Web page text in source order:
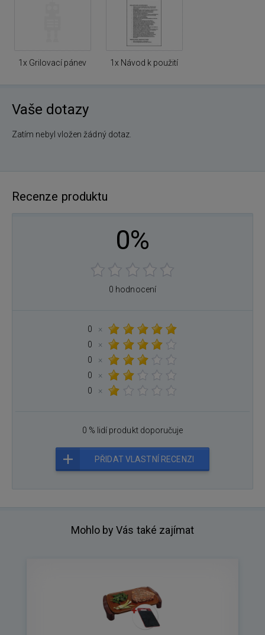
1x Grilovací pánev 1x Návod k použití
Vaše dotazy
Zatím nebyl vložen žádný dotaz.
Recenze produktu
0%
0 hodnocení
0
×
0
×
0
×
0
×
0
×
0 % lidí produkt doporučuje
PŘIDAT VLASTNÍ RECENZI
Mohlo by Vás také zajímat